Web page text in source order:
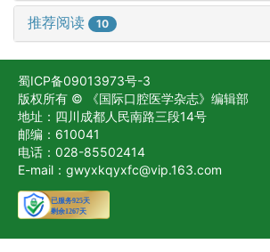
推荐阅读 10
蜀ICP备09013973号-3
版权所有 © 《国际口腔医学杂志》编辑部
地址：四川成都人民南路三段14号
邮编：610041
电话：028-85502414
E-mail：gwyxkqyxfc@vip.163.com